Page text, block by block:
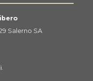
Salerno SA